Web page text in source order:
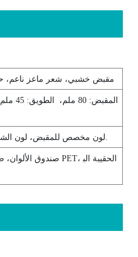
مقبض خشبي، شعر ماعز ناعم،
المقبض: 80 ملم، الطويق: 45 ملم، طول الشعر